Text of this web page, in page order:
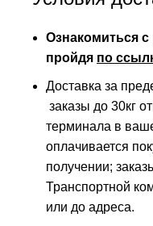
Ознакомиться
пройдя по
Доставка за
заказы до 30кг
терминала в
оплачивается
получении;
Транспортной
или до адреса.